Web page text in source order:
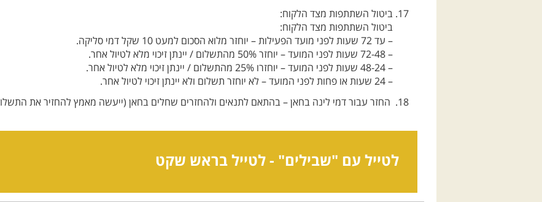
ביטול השתתפות מצד הלקוח:
ביטול השתתפות מצד הלקוח:
– עד 72 שעות לפני מועד הפעילות – יוחזר מלוא הסכום למעט 10 שקל דמי סליקה.
– 72-48 שעות לפני המועד – יוחזר 50% מהתשלום / יינתן זיכוי מלא לטיול אחר.
– 48-24 שעות לפני המועד – יוחזרו 25% מהתשלום / יינתן זיכוי מלא לטיול אחר.
– 24 שעות או פחות לפני המועד – לא יוחזר תשלום ולא יינתן זיכוי לטיול אחר.
החזר עבור דמי לינה בחאן – בהתאם לתנאים ולהחזרים שחלים בחאן (ייעשה מאמץ להחזיר את
לטייל עם "שבילים" - לטייל בראש שקט